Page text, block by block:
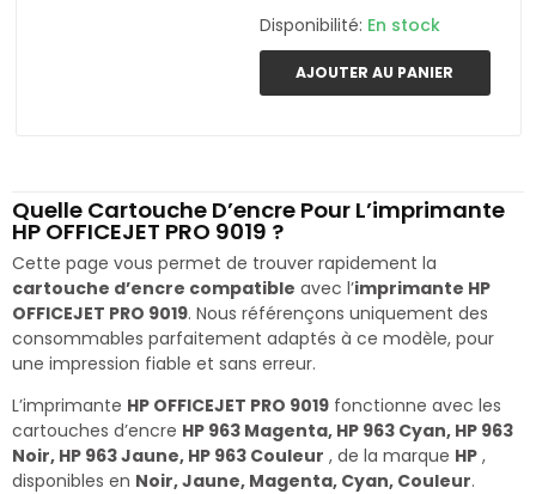
Disponibilité: En stock
AJOUTER AU PANIER
Quelle Cartouche D’encre Pour L’imprimante
HP OFFICEJET PRO 9019 ?
Cette page vous permet de trouver rapidement la
cartouche d’encre compatible avec l’imprimante HP
OFFICEJET PRO 9019. Nous référençons uniquement des
consommables parfaitement adaptés à ce modèle, pour
une impression fiable et sans erreur.
L’imprimante HP OFFICEJET PRO 9019 fonctionne avec les
cartouches d’encre HP 963 Magenta, HP 963 Cyan, HP 963
Noir, HP 963 Jaune, HP 963 Couleur , de la marque HP ,
disponibles en Noir, Jaune, Magenta, Cyan, Couleur.